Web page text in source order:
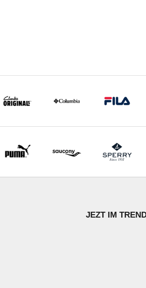
JEZT IM